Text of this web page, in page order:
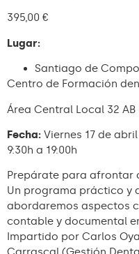
395,00 €
Lugar:
Santiago de
Centro de Formación
Área Central Local 32 AB
Fecha: Viernes 17 de
9:30h a 19:00h
Prepárate para afrontar
Un programa práctico y
abordaremos aspectos
contable y documental
Impartido por Carlos